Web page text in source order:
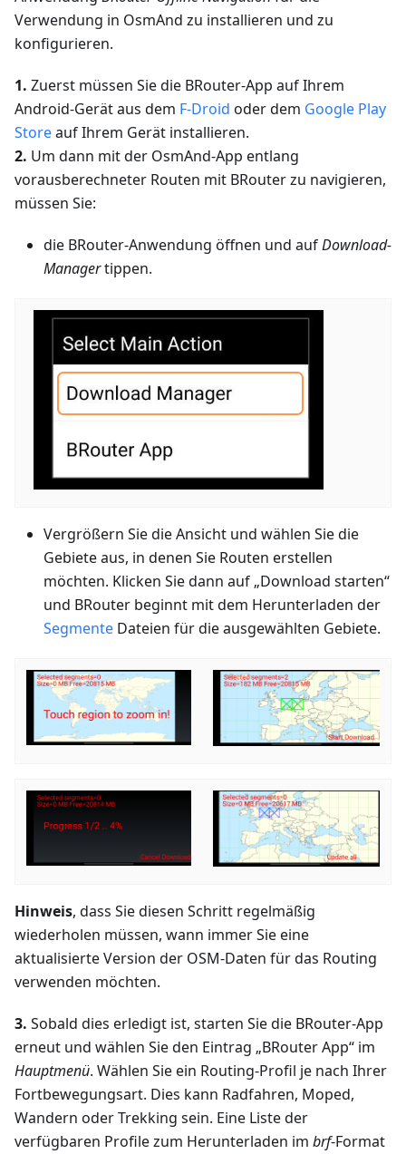
Verwendung in OsmAnd zu installieren und zu
konfigurieren.
1. Zuerst müssen Sie die BRouter-App auf Ihrem
Android-Gerät aus dem F-Droid oder dem Google Play
Storeauf Ihrem Gerät installieren.
2. Um dann mit der OsmAnd-App entlang
vorausberechneter Routen mit BRouter zu navigieren,
müssen Sie:
die BRouter-Anwendung öffnen und aufDownload-
Managertippen.
Vergrößern Sie die Ansicht und wählen Sie die
Gebiete aus, in denen Sie Routen erstellen
möchten. Klicken Sie dann auf „Download starten“
und BRouter beginnt mit dem Herunterladen der
Segmente Dateien für die ausgewählten Gebiete.
Hinweis, dass Sie diesen Schritt regelmäßig
wiederholen müssen, wann immer Sie eine
aktualisierte Version der OSM-Daten für das Routing
verwenden möchten.
3. Sobald dies erledigt ist, starten Sie die BRouter-App
erneut und wählen Sie den Eintrag „BRouter App“ im
Hauptmenü. Wählen Sie ein Routing-Profil je nach Ihrer
Fortbewegungsart. Dies kann Radfahren, Moped,
Wandern oder Trekking sein. Eine Liste der
verfügbaren Profile zum Herunterladen im brf-Format